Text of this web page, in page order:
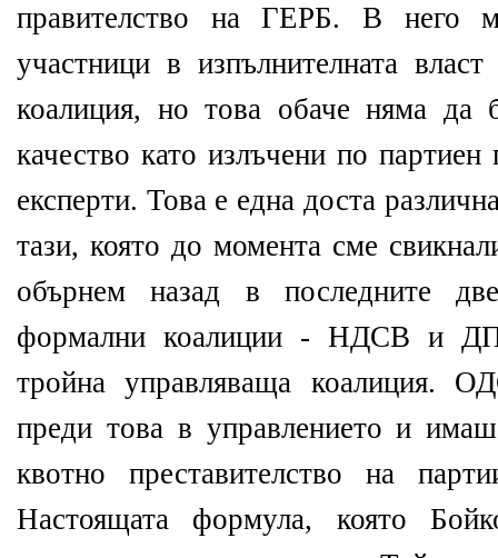
правителство на ГЕРБ. В
участници в изпълнителната
коалиция, но това обаче няма да
качество като излъчени по
експерти. Това е една доста
тази, която до момента сме
обърнем назад в последните
формални коалиции - НДСВ и
тройна управляваща коалиция.
преди това в управлението и
квотно преставителство на
Настоящата формула, която